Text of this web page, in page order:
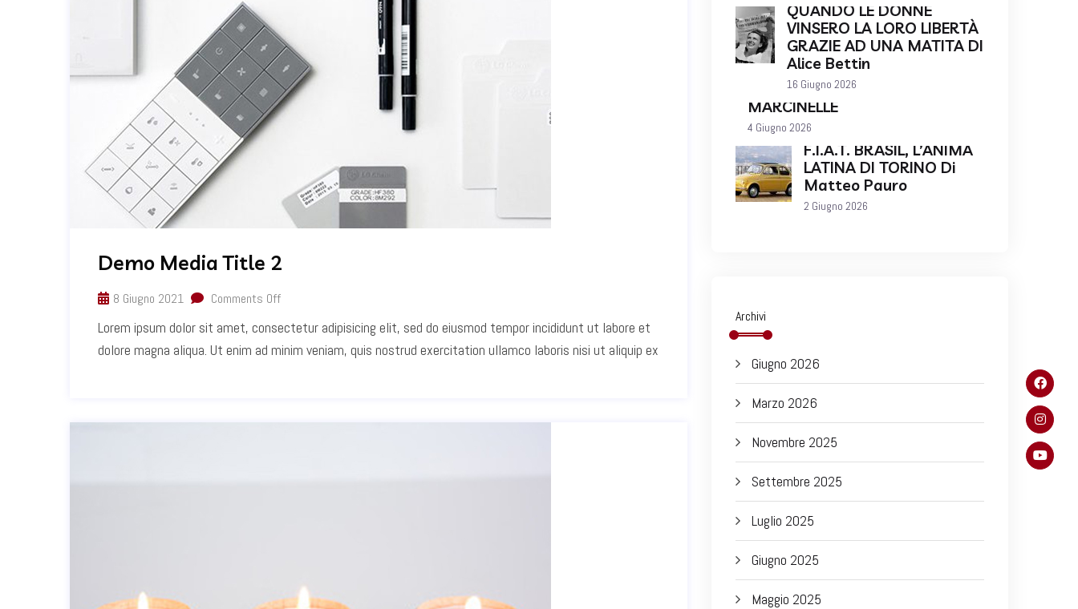
Demo Media Title 2
8 Giugno 2021 Comments Off
Lorem ipsum dolor sit amet, consectetur adipisicing elit, sed do eiusmod tempor incididunt ut labore et
dolore magna aliqua. Ut enim ad minim veniam, quis nostrud exercitation ullamco laboris nisi ut aliquip ex
QUANDO LE DONNE
VINSERO LA LORO LIBERTÀ
GRAZIE AD UNA MATITA DI
Alice Bettin
16 Giugno 2026
MARCINELLE
4 Giugno 2026
F.I.A.T. BRASIL, L’ANIMA
LATINA DI TORINO Di
Matteo Pauro
2 Giugno 2026
Archivi
Giugno 2026
Marzo 2026
Novembre 2025
Settembre 2025
Luglio 2025
Giugno 2025
Maggio 2025